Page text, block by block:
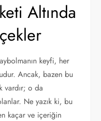
Altında
keyfi, her
Ancak, bazen bu
vardır; o da
Ne yazık ki, bu
kaçar ve içeriğin